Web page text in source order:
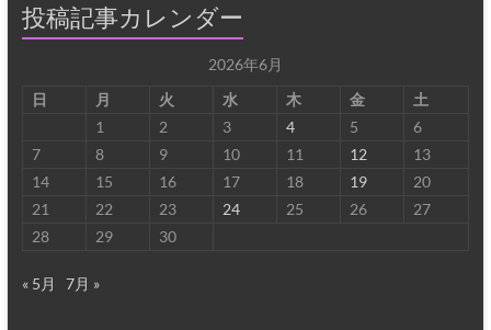
投稿記事カレンダー
2026年6月
日
月 火 水 木 金
土
1
2 3 4 5
6
7
8 9 10 11 12
13
14
15 16 17 18 19
20
21
22 23 24 25 26
27
28
29 30
« 5月 7月 »